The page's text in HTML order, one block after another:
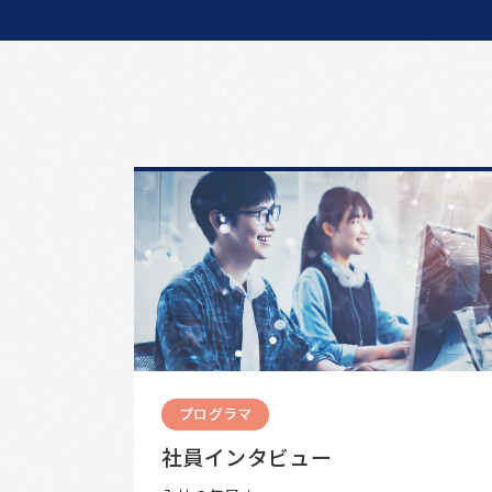
プログラマ
社員インタビュー